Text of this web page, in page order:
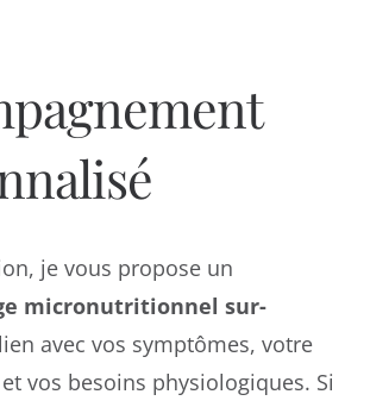
je vous propose un
micronutritionnel sur-
avec vos symptômes, votre
vos besoins physiologiques. Si